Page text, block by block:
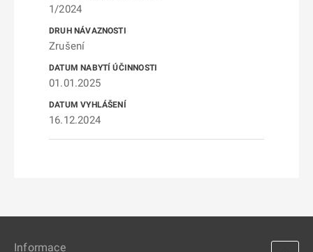
1/2024
Zrušení
01.01.2025
16.12.2024
Informace